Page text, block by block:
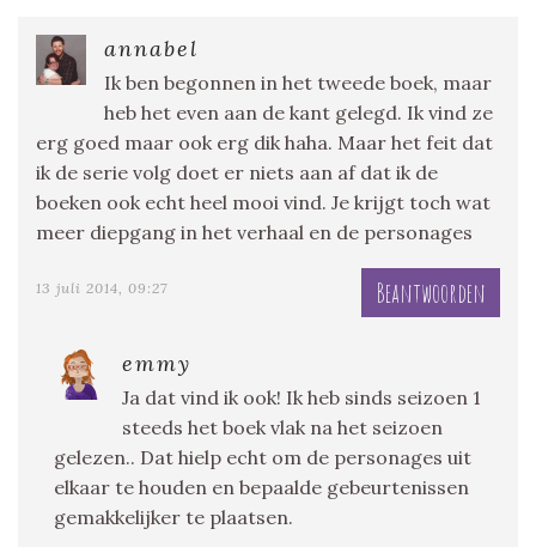
annabel
Ik ben begonnen in het tweede boek, maar
heb het even aan de kant gelegd. Ik vind ze
erg goed maar ook erg dik haha. Maar het feit dat
ik de serie volg doet er niets aan af dat ik de
boeken ook echt heel mooi vind. Je krijgt toch wat
meer diepgang in het verhaal en de personages
13 juli 2014, 09:27 Beantwoorden
emmy
Ja dat vind ik ook! Ik heb sinds seizoen 1
steeds het boek vlak na het seizoen
gelezen.. Dat hielp echt om de personages uit
elkaar te houden en bepaalde gebeurtenissen
gemakkelijker te plaatsen.